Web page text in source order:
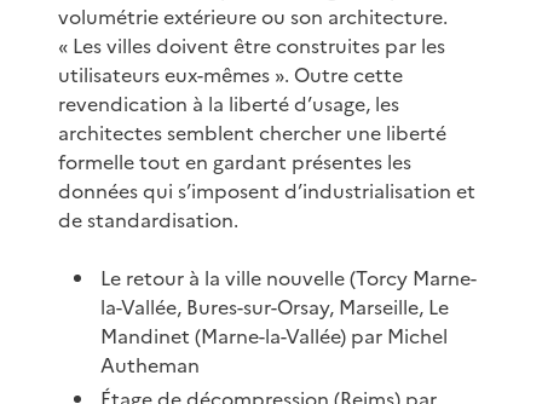
volumétrie extérieure ou son architecture.
« Les villes doivent être construites par les
utilisateurs eux-mêmes ». Outre cette
revendication à la liberté d’usage, les
architectes semblent chercher une liberté
formelle tout en gardant présentes les
données qui s’imposent d’industrialisation et
de standardisation.
Le retour à la ville nouvelle (Torcy Marne-
la-Vallée, Bures-sur-Orsay, Marseille, Le
Mandinet (Marne-la-Vallée) par Michel
Autheman